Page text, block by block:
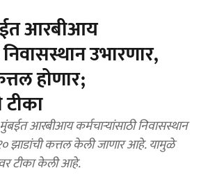
आरबीआय
उभारणार,
होणार;
टीका
आरबीआय कर्मचाऱ्यांसाठी निवासस्थान
झाडांची कत्तल केली जाणार आहे. यामुळे
टीका केली आहे.